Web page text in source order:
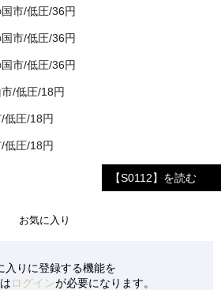
市/低圧/36円
市/低圧/36円
市/低圧/36円
/低圧/18円
低圧/18円
低圧/18円
圧/18円
郡/低圧/18円
/低圧/18円
【S0112】を読む
お気に入り
入りに登録する機能を
ログインが必要になります。